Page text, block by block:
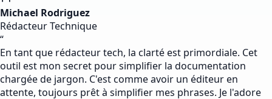
Michael Rodriguez
Rédacteur Technique
“
En tant que rédacteur tech, la clarté est primordiale. Cet
outil est mon secret pour simplifier la documentation
chargée de jargon. C'est comme avoir un éditeur en
attente, toujours prêt à simplifier mes phrases. Je l'adore